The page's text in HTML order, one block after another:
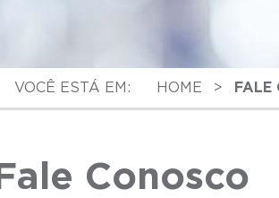
VOCÊ ESTÁ EM: HOME > FALE
Fale Conosco